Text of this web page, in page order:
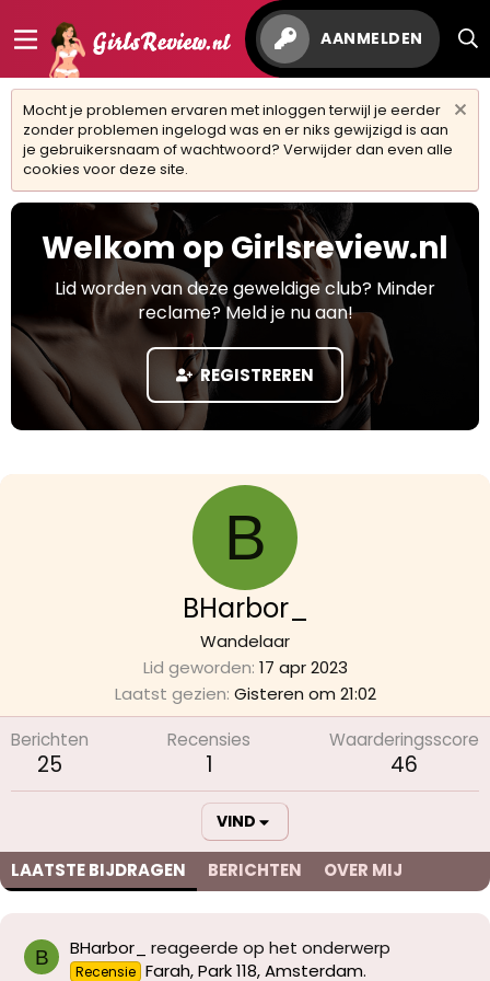
AANMELDEN
Mocht je problemen ervaren met inloggen terwijl je eerder
zonder problemen ingelogd was en er niks gewijzigd is aan
je gebruikersnaam of wachtwoord? Verwijder dan even alle
cookies voor deze site.
Welkom op Girlsreview.nl
Lid worden van deze geweldige club? Minder
reclame? Meld je nu aan!
REGISTREREN
B
BHarbor_
Wandelaar
Lid geworden 17 apr 2023
Laatst gezien Gisteren om 21:02
Berichten
25
Recensies
1
Waarderingsscore
46
VIND
LAATSTE BIJDRAGEN BERICHTEN OVER MIJ
B BHarbor_ reageerde op het onderwerp
Recensie Farah, Park 118, Amsterdam.